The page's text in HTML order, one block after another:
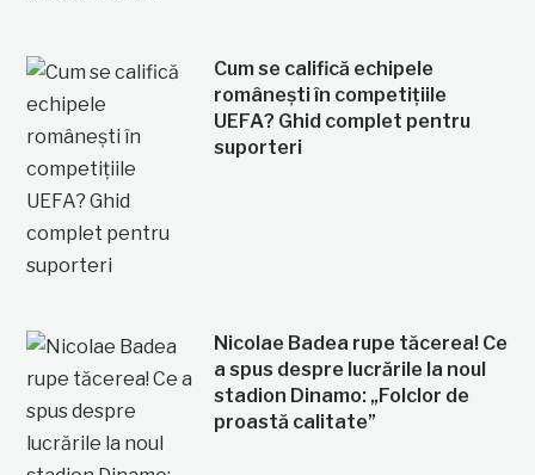
Cum se califică echipele
românești în competițiile
UEFA? Ghid complet pentru
suporteri
Nicolae Badea rupe tăcerea! Ce
a spus despre lucrările la noul
stadion Dinamo: „Folclor de
proastă calitate”